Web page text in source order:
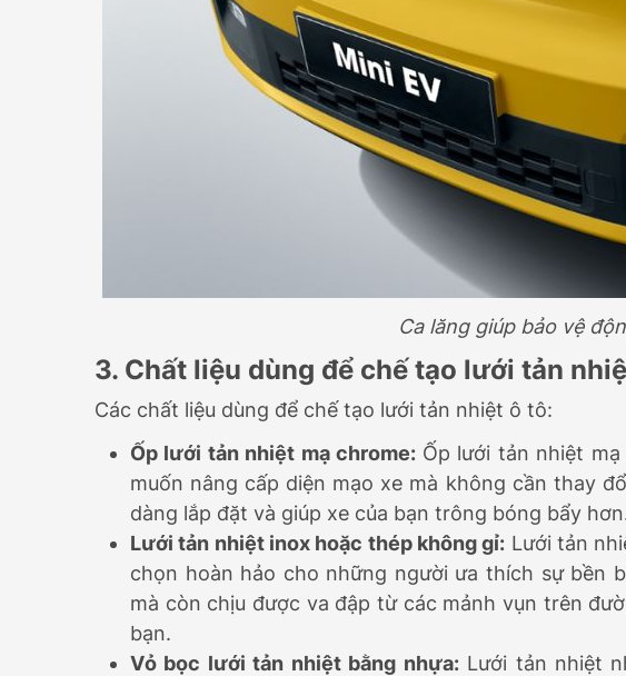
Ca lăng giúp bảo vệ
3. Chất liệu dùng để chế tạo lưới tản
Các chất liệu dùng để chế tạo lưới tản nhiệt ô tô:
Ốp lưới tản nhiệt mạ chrome: Ốp lưới tản nhiệt
muốn nâng cấp diện mạo xe mà không cần thay
dàng lắp đặt và giúp xe của bạn trông bóng bẩy
Lưới tản nhiệt inox hoặc thép không gỉ: Lưới tản
chọn hoàn hảo cho những người ưa thích sự bền
mà còn chịu được va đập từ các mảnh vụn trên
bạn.
Vỏ bọc lưới tản nhiệt bằng nhựa:Lưới tản nhiệt